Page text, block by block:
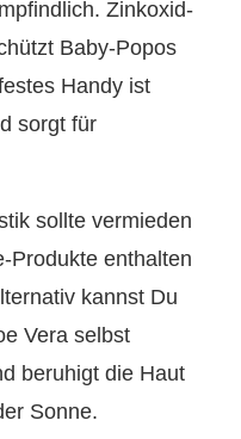
Zinkoxid-
Baby-Popos
Handy ist
sorgt für
sollte vermieden
Produkte enthalten
kannst Du
Vera selbst
beruhigt die Haut
Sonne.